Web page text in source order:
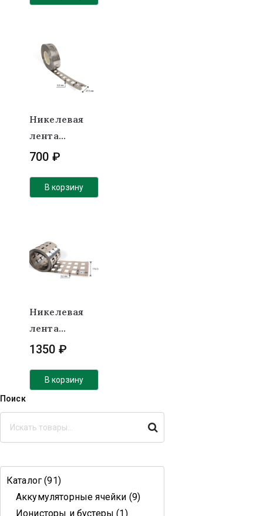
Никелевая
лента
(никель)
2Р под
холдер
700 ₽
В корзину
Никелевая
лента
(никель)
4Р под
холдер
1350 ₽
В корзину
Поиск
Поиск
Каталог 91
Аккумуляторные ячейки 9
Ионисторы и бустеры 1